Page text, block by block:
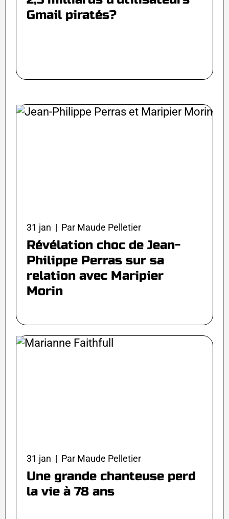
Gmail piratés?
31 jan | Par Maude Pelletier
Révélation choc de Jean-
Philippe Perras sur sa
relation avec Maripier
Morin
31 jan | Par Maude Pelletier
Une grande chanteuse perd
la vie à 78 ans